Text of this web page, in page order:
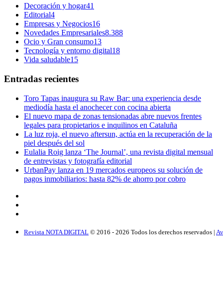
Decoración y hogar41
Editorial4
Empresas y Negocios16
Novedades Empresariales8.388
Ocio y Gran consumo13
Tecnología y entorno digital18
Vida saludable15
Entradas recientes
Toro Tapas inaugura su Raw Bar: una experiencia desde
mediodía hasta el anochecer con cocina abierta
El nuevo mapa de zonas tensionadas abre nuevos frentes
legales para propietarios e inquilinos en Cataluña
La luz roja, el nuevo aftersun, actúa en la recuperación de la
piel después del sol
Eulalia Roig lanza ‘The Journal’, una revista digital mensual
de entrevistas y fotografía editorial
UrbanPay lanza en 19 mercados europeos su solución de
pagos inmobiliarios: hasta 82% de ahorro por cobro
Revista NOTA DIGITAL © 2016 - 2026 Todos los derechos reservados |